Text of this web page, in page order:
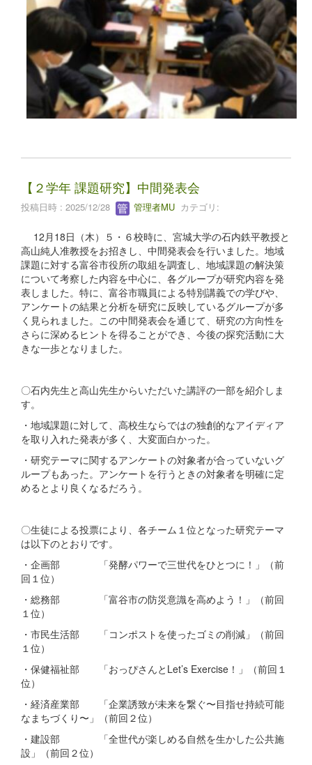
【２学年 課題研究】中間発表会
投稿日時 : 2025/12/28 管理者MU カテゴリ:
12月18日（木）５・６校時に、宮城大学の石内鉄平教授と
高山純人准教授をお招きし、中間発表会を行いました。地域
課題に対する富谷市役所の取組を調査し、地域課題の解決策
について考察した内容を中心に、各グループが研究内容を発
表しました。特に、富谷市職員による特別講義での学びや、
アンケートの結果と分析を研究に反映しているグループが多
く見られました。この中間発表会を通じて、研究の方向性を
さらに深めるヒントを得ることができ、今後の探究活動に大
きな一歩となりました。
〇石内先生と高山先生からいただいた講評の一部を紹介しま
す。
・地域課題に対して、高校生ならではの独創的なアイディア
を取り入れた発表が多く、大変面白かった。
・研究テーマに関するアンケートの対象者が合っていないグ
ループもあった。アンケートを行うときの対象者を明確に定
めるとより良くなるだろう。
〇生徒による投票により、各チーム１位となった研究テーマ
は以下のとおりです。
・企画部 「発酵パワーで三世代をひとつに！」（前
回１位）
・総務部 「富谷市の防災意識を高めよう！」（前回
１位）
・市民生活部 「コンポストを使ったゴミの削減」（前回
１位）
・保健福祉部 「おっぴさんとLet’s Exercise！」（前回１
位）
・経済産業部 「企業誘致が未来を繋ぐ〜目指せ持続可能
なまちづくり〜」（前回２位）
・建設部 「全世代が楽しめる自然を生かした公共施
設」（前回２位）